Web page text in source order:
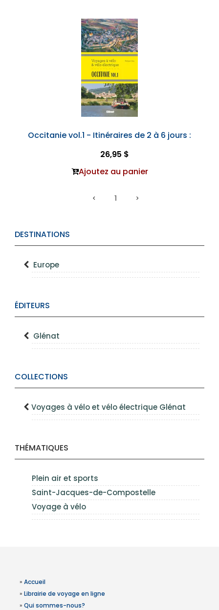
DESTINATIONS
Europe
ÉDITEURS
Glénat
COLLECTIONS
Voyages à vélo et vélo électrique Glénat
THÉMATIQUES
Plein air et sports
Saint-Jacques-de-Compostelle
Voyage à vélo
Occitanie vol.1 - Itinéraires de 2 à 6 jours :
26,95 $
Ajoutez au panier
1
» Accueil
» Librairie de voyage en ligne
» Qui sommes-nous?